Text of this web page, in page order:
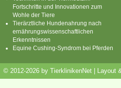
Fortschritte und Innovationen zum
Wohle der Tiere
Tierärztliche Hundenahrung nach
ernährungswissenschaftlichen
Erkenntnissen
Equine Cushing-Syndrom bei Pferden
© 2012-2026 by TierklinikenNet | Layout